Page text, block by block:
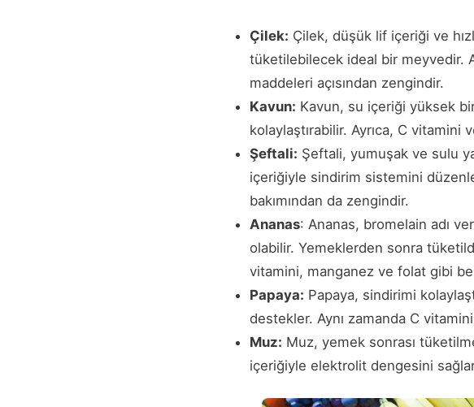
Çilek: Çilek, düşük lif içeriği ve
tüketilebilecek ideal bir meyvedir.
maddeleri açısından zengindir.
Kavun: Kavun, su içeriği yüksek
kolaylaştırabilir. Ayrıca, C
Şeftali: Şeftali, yumuşak ve sulu
içeriğiyle sindirim sistemini
bakımından da zengindir.
Ananas: Ananas, bromelain adı
olabilir. Yemeklerden sonra
vitamini, manganez ve folat gibi
Papaya: Papaya, sindirimi
destekler. Aynı zamanda C
Muz: Muz, yemek sonrası
içeriğiyle elektrolit dengesini